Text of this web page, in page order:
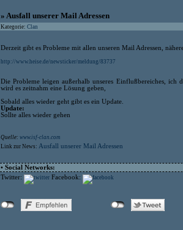
» Ausfall unserer Mail Adressen
Kategorie: Clan
Derzeit gibt es Probleme mit allen unseren Mail Adressen,
http://www.heise.de/newsticker/meldung/83737
Die Probleme leigen außerhalb unseres Einflußbereiches, ich
wird es zeitnahm eine Lösung geben,
Sobald alles wieder geht gibt es ein Update.
Update:
Sollte alles wieder gehen
Quelle: www.isf-clan.com
Link zur News: Ausfall unserer Mail Adressen
• Social Networks:
Twitter:
Facebook: